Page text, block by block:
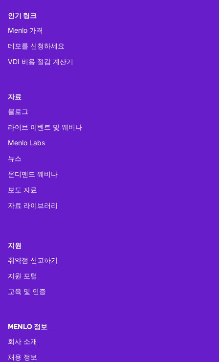
인기 링크
Menlo 가격
데모를 신청하세요
VDI 비용 절감 계산기
자료
블로그
라이브 이벤트 및 웨비나
Menlo Labs
뉴스
온디맨드 웨비나
보도 자료
자료 라이브러리
지원
취약점 신고하기
지원 포털
교육 및 인증
MENLO 정보
회사 소개
채용 정보